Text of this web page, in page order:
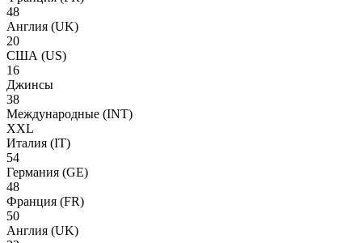
48
Англия (UK)
20
США (US)
16
Джинсы
38
Международные (INT)
XXL
Италия (IT)
54
Германия (GE)
48
Франция (FR)
50
Англия (UK)